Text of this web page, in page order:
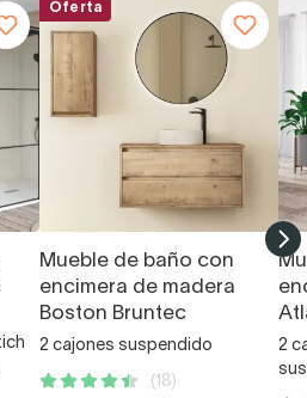
Oferta
Mueble de baño con
encimera de madera
Boston Bruntec
2 cajones suspendido
(18)
2